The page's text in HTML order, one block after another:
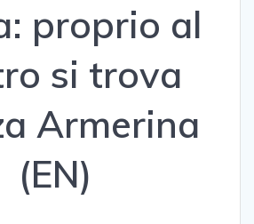
proprio al
si trova
Armerina
(EN)